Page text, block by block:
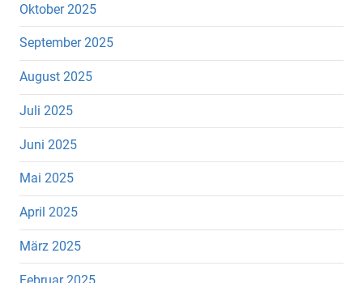
Oktober 2025
September 2025
August 2025
Juli 2025
Juni 2025
Mai 2025
April 2025
März 2025